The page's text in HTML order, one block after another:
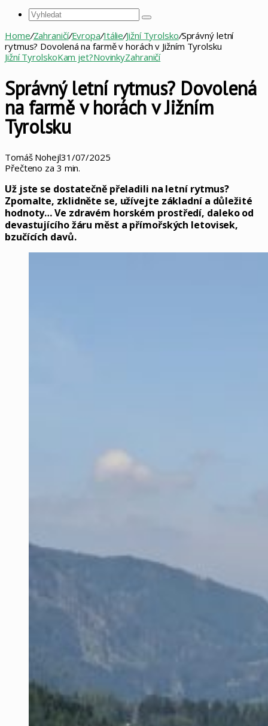
Vyhledat
Home/Zahraničí/Evropa/Itálie/Jižní Tyrolsko/Správný letní
rytmus? Dovolená na farmě v horách v Jižním Tyrolsku
Jižní TyrolskoKam jet?NovinkyZahraničí
Správný letní rytmus? Dovolená
na farmě v horách v Jižním
Tyrolsku
Tomáš Nohejl31/07/2025
Přečteno za 3 min.
Už jste se dostatečně přeladili na letní rytmus?
Zpomalte, zklidněte se, užívejte základní a důležité
hodnoty… Ve zdravém horském prostředí, daleko od
devastujícího žáru měst a přímořských letovisek,
bzučících davů.